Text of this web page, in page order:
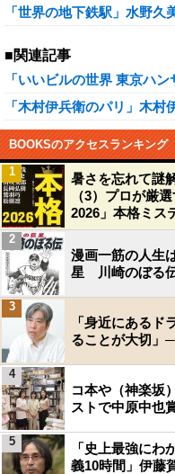
「世界の地下鉄駅」水野
■関連記事
「いいビルの世界 東京ハ
「木村伊兵衛のパリ」木村
BOOKSのアクセスランキング
暑さを忘れて謎
（3）プロが厳
2026」本格ミス
1
漫画一筋の人生
星 川崎のぼる
2
「身近にあるド
ることが大切」
3
コ本や（神楽坂
ストで中原中也
4
「史上最強にわ
義10時間」伊藤
5